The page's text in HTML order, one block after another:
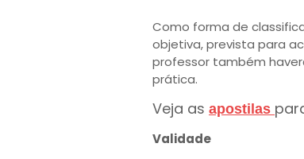
Como forma de
objetiva, prevista para
professor também
prática.
Veja as apostilas
Validade